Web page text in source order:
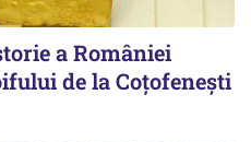
a României
de la Coțofenești